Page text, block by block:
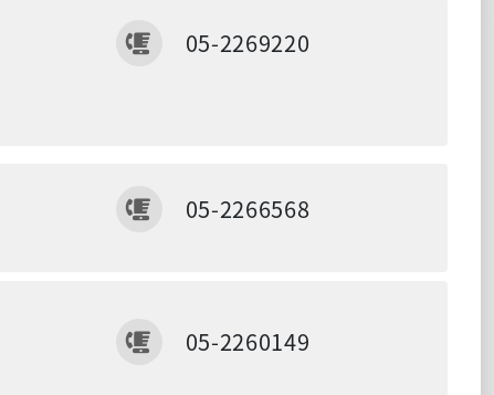
傳真
05-2269220
傳真
05-2266568
傳真
05-2260149